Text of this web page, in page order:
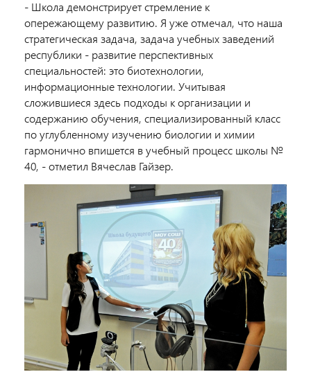
- Школа демонстрирует стремление к
опережающему развитию. Я уже отмечал, что наша
стратегическая задача, задача учебных заведений
республики - развитие перспективных
специальностей: это биотехнологии,
информационные технологии. Учитывая
сложившиеся здесь подходы к организации и
содержанию обучения, специализированный класс
по углубленному изучению биологии и химии
гармонично впишется в учебный процесс школы №
40, - отметил Вячеслав Гайзер.